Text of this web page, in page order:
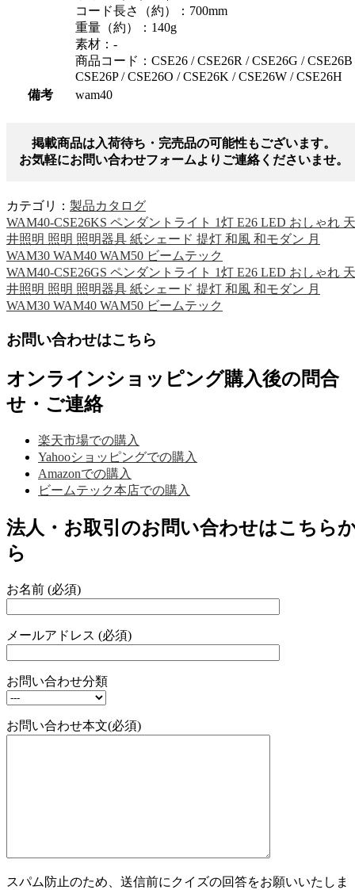
コード長さ（約）：700mm
重量（約）：140g
素材：-
商品コード：CSE26 / CSE26R / CSE26G / CSE26B
CSE26P / CSE26O / CSE26K / CSE26W / CSE26H
備考
wam40
掲載商品は入荷待ち・完売品の可能性もございます。
お気軽にお問い合わせフォームよりご連絡くださいませ。
カテゴリ： 製品カタログ
WAM40-CSE26KS ペンダントライト 1灯 E26 LED おしゃれ 天
井照明 照明 照明器具 紙シェード 提灯 和風 和モダン 月
WAM30 WAM40 WAM50 ビームテック
WAM40-CSE26GS ペンダントライト 1灯 E26 LED おしゃれ 天
井照明 照明 照明器具 紙シェード 提灯 和風 和モダン 月
WAM30 WAM40 WAM50 ビームテック
お問い合わせはこちら
オンラインショッピング購入後の問合
せ・ご連絡
楽天市場での購入
Yahooショッピングでの購入
Amazonでの購入
ビームテック本店での購入
法人・お取引のお問い合わせはこちら
ら
お名前 (必須)
メールアドレス (必須)
お問い合わせ分類
お問い合わせ本文(必須)
スパム防止のため、送信前にクイズの回答をお願いいたしま